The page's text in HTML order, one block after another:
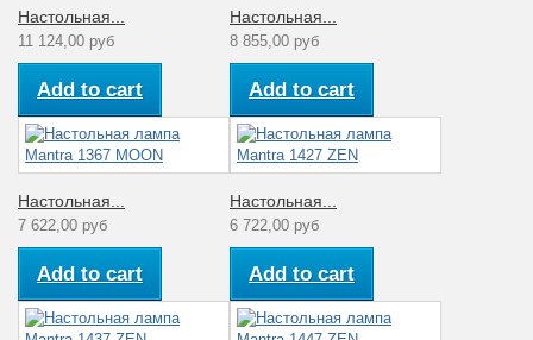
Настольная...
11 124,00 руб
Add to cart
Настольная...
8 855,00 руб
Add to cart
Настольная...
7 622,00 руб
Add to cart
Настольная...
6 722,00 руб
Add to cart